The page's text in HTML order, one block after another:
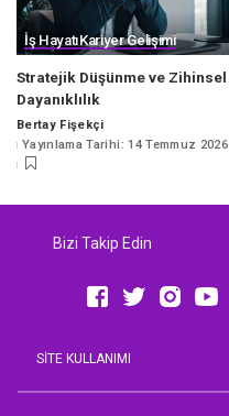
İş HayatıKariyer Gelişimi
Stratejik Düşünme ve Zihinsel
Dayanıklılık
Posted
by
Bertay Fişekçi
Yayınlama Tarihi: 14 Temmuz 2026
Bizi Takip Edin
SİTE KULLANIMI